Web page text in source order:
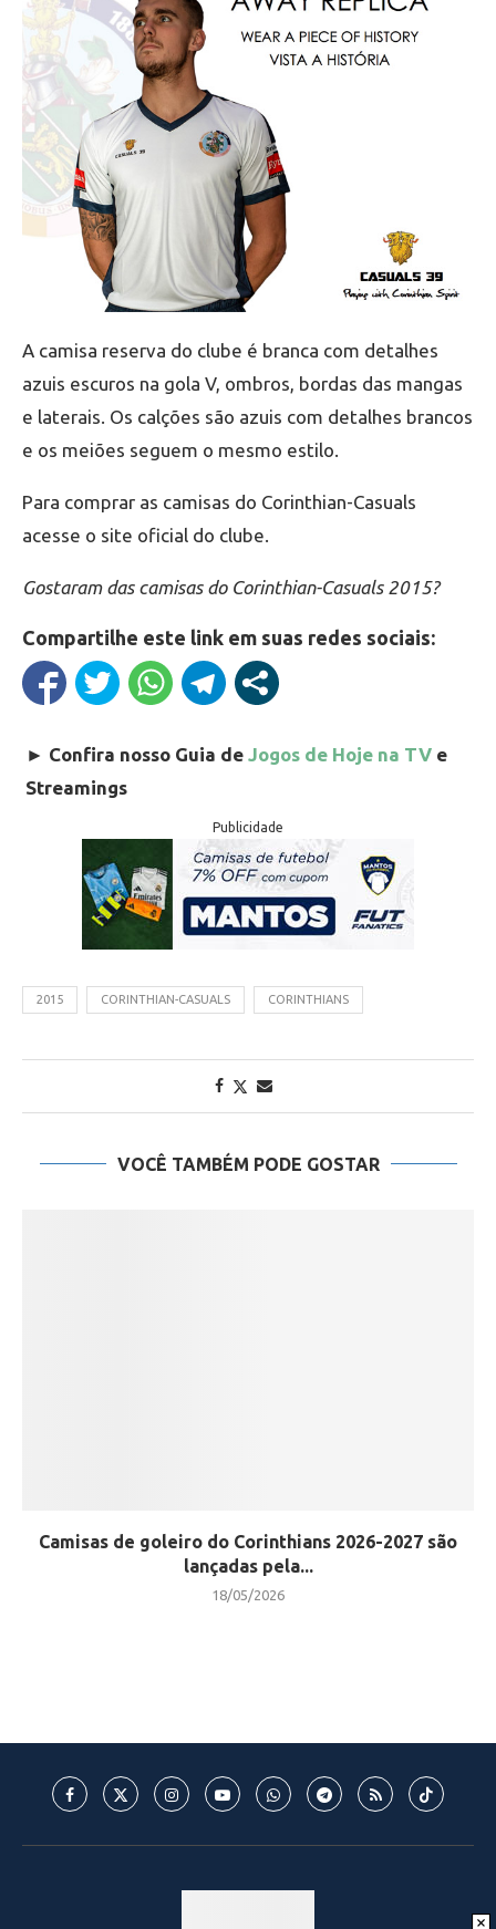
A camisa reserva do clube é branca com detalhes
azuis escuros na gola V, ombros, bordas das mangas
e laterais. Os calções são azuis com detalhes brancos
e os meiões seguem o mesmo estilo.
Para comprar as camisas do Corinthian-Casuals
acesse o site oficial do clube.
Gostaram das camisas do Corinthian-Casuals 2015?
Compartilhe este link em suas redes sociais:
► Confira nosso Guia de Jogos de Hoje na TV e
Streamings
Publicidade
2015 CORINTHIAN-CASUALS CORINTHIANS
VOCÊ TAMBÉM PODE GOSTAR
Camisas de goleiro do Corinthians 2026-2027 são
lançadas pela...
18/05/2026